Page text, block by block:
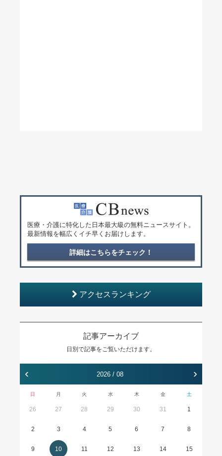
医療・介護に特化した日本最大級の無料ニュースサイト。
最新情報を幅広くイチ早くお届けします。
詳細はこちらをチェック！
アクセスランキング
記事アーカイブ
日別で記事をご覧いただけます。
‹ 2026 / 08 ›
日 月 火 水 木 金 土
26 27 28 29 30 31 1
2 3 4 5 6 7 8
9 10 11 12 13 14 15